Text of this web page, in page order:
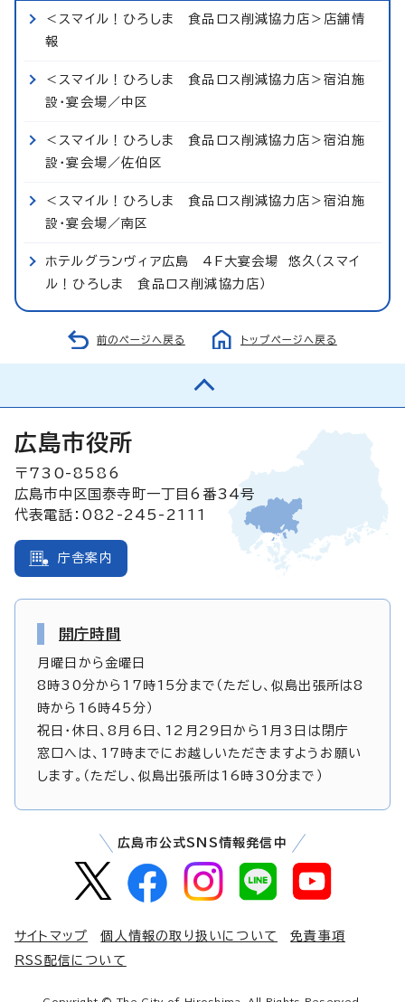
＜スマイル！ひろしま 食品ロス削減協力店＞店舗情
報
＜スマイル！ひろしま 食品ロス削減協力店＞宿泊施
設・宴会場／中区
＜スマイル！ひろしま 食品ロス削減協力店＞宿泊施
設・宴会場／佐伯区
＜スマイル！ひろしま 食品ロス削減協力店＞宿泊施
設・宴会場／南区
ホテルグランヴィア広島 4F大宴会場 悠久（スマイ
ル！ひろしま 食品ロス削減協力店）
前のページへ戻る トップページへ戻る
広島市役所
〒730-8586
広島市中区国泰寺町一丁目6番34号
代表電話：082-245-2111
庁舎案内
開庁時間
月曜日から金曜日
8時30分から17時15分まで（ただし、似島出張所は8
時から16時45分）
祝日・休日、8月6日、12月29日から1月3日は閉庁
窓口へは、17時までにお越しいただきますようお願い
します。（ただし、似島出張所は16時30分まで）
広島市公式SNS情報発信中
サイトマップ 個人情報の取り扱いについて
免責事項
RSS配信について